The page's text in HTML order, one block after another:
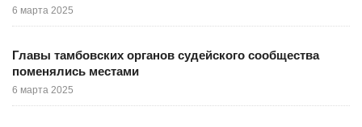
6 марта 2025
Главы тамбовских органов судейского сообщества
поменялись местами
6 марта 2025